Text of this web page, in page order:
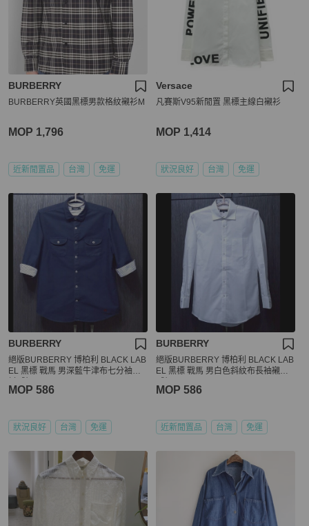
BURBERRY
BURBERRY英國黑標男款格紋襯衫M
MOP 1,796
近新閒置品 台灣 免運
Versace
凡賽斯V95新閒置 黑標主線白襯衫
MOP 1,414
狀況良好 台灣 免運
BURBERRY
絕版BURBERRY 博柏利 BLACK LAB
EL 黑標 戰馬 男深藍牛津布七分袖襯
MOP 586
狀況良好 台灣 免運
BURBERRY
絕版BURBERRY 博柏利 BLACK LAB
EL 黑標 戰馬 男白色斜紋布長袖襯衫3
MOP 586
近新閒置品 台灣 免運